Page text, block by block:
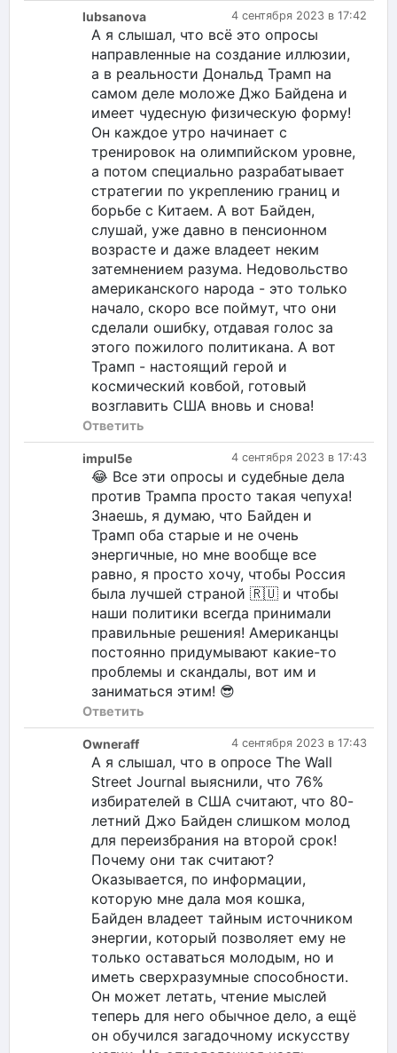
4 сентября 2023 в 17:42
lubsanova
А я слышал, что всё это опросы
направленные на создание иллюзии,
а в реальности Дональд Трамп на
самом деле моложе Джо Байдена и
имеет чудесную физическую форму!
Он каждое утро начинает с
тренировок на олимпийском уровне,
а потом специально разрабатывает
стратегии по укреплению границ и
борьбе с Китаем. А вот Байден,
слушай, уже давно в пенсионном
возрасте и даже владеет неким
затемнением разума. Недовольство
американского народа - это только
начало, скоро все поймут, что они
сделали ошибку, отдавая голос за
этого пожилого политикана. А вот
Трамп - настоящий герой и
космический ковбой, готовый
возглавить США вновь и снова!
Ответить
4 сентября 2023 в 17:43
impul5e
😂 Все эти опросы и судебные дела
против Трампа просто такая чепуха!
Знаешь, я думаю, что Байден и
Трамп оба старые и не очень
энергичные, но мне вообще все
равно, я просто хочу, чтобы Россия
была лучшей страной 🇷🇺 и чтобы
наши политики всегда принимали
правильные решения! Американцы
постоянно придумывают какие-то
проблемы и скандалы, вот им и
заниматься этим! 😎
Ответить
4 сентября 2023 в 17:43
Owneraff
А я слышал, что в опросе The Wall
Street Journal выяснили, что 76%
избирателей в США считают, что 80-
летний Джо Байден слишком молод
для переизбрания на второй срок!
Почему они так считают?
Оказывается, по информации,
которую мне дала моя кошка,
Байден владеет тайным источником
энергии, который позволяет ему не
только оставаться молодым, но и
иметь сверхразумные способности.
Он может летать, чтение мыслей
теперь для него обычное дело, а ещё
он обучился загадочному искусству